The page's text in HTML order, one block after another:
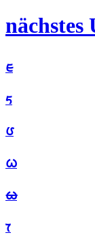
nächstes
ᰀ
ᰁ
ᰂ
ᰃ
ᰄ
ᰅ